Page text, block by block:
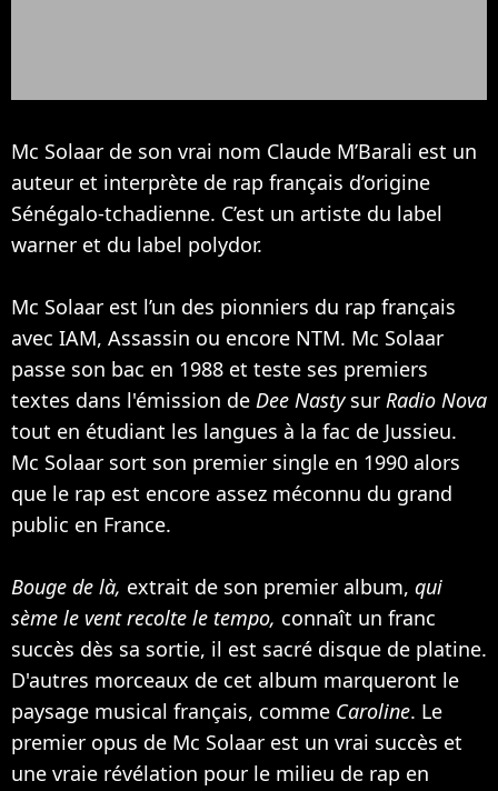
Mc Solaar de son vrai nom Claude M’Barali est un
auteur et interprète de rap français d’origine
Sénégalo-tchadienne. C’est un artiste du label
warner et du label polydor.
Mc Solaar est l’un des pionniers du rap français
avec IAM, Assassin ou encore NTM. Mc Solaar
passe son bac en 1988 et teste ses premiers
textes dans l'émission de Dee Nastysur Radio Nova
tout en étudiant les langues à la fac de Jussieu.
Mc Solaar sort son premier single en 1990 alors
que le rap est encore assez méconnu du grand
public en France.
Bouge de là, extrait de son premier album, qui
sème le vent recolte le tempo, connaît un franc
succès dès sa sortie, il est sacré disque de platine.
D'autres morceaux de cet album marqueront le
paysage musical français, comme Caroline. Le
premier opus de Mc Solaar est un vrai succès et
une vraie révélation pour le milieu de rap en